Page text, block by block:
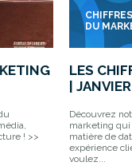
! >>
DU
LES
|
Découvrez
marketing qui
matière de
expérience
voulez...